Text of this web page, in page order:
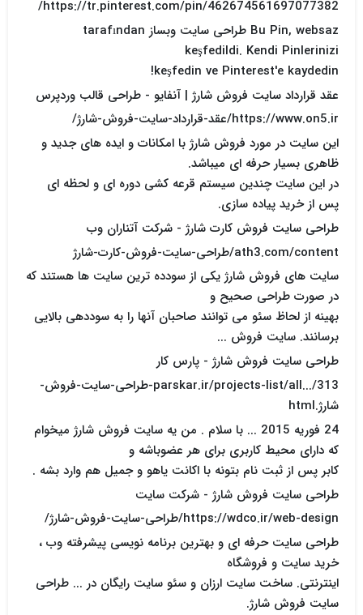
https://tr.pinterest.com/pin/462674561697077382/
Bu Pin, websaz طراحی سایت وبساز tarafından
keşfedildi. Kendi Pinlerinizi
keşfedin ve Pinterest'e kaydedin!
عقد قرارداد سایت فروش شارژ | آنفایو - طراحی قالب وردپرس
https://www.on5.ir/عقد-قرارداد-سایت-فروش-شارژ/
این سایت در مورد فروش شارژ با امکانات و ایده های جدید و
ظاهری بسیار حرفه ای میباشد.
در این سایت چندین سیستم قرعه کشی دوره ای و لحظه ای
پس از خرید پیاده سازی.
طراحی سایت فروش کارت شارژ - شرکت آتناران وب
ath3.com/content/طراحی-سایت-فروش-کارت-شارژ
سایت های فروش شارژ یکی از سودده ترین سایت ها هستند که
در صورت طراحی صحیح و
بهینه از لحاظ سئو می توانند صاحبان آنها را به سوددهی بالایی
برسانند. سایت فروش ...
طراحی سایت فروش شارژ - پارس کار
parskar.ir/projects-list/all.../313-طراحی-سایت-فروش-
شارژ.html
24 فوریه 2015 ... با سلام . من یه سایت فروش شارژ میخوام
که دارای محیط کاربری برای هر عضوباشه و
کابر پس از ثبت نام بتونه با اکانت یاهو و جمیل هم وارد بشه .
طراحی سایت فروش شارژ - شرکت سایت
https://wdco.ir/web-design/طراحی-سایت-فروش-شارژ/
طراحی سایت حرفه ای و بهترین برنامه نویسی پیشرفته وب ،
خرید سایت و فروشگاه
اینترنتی. ساخت سایت ارزان و سئو سایت رایگان در ... طراحی
سایت فروش شارژ.